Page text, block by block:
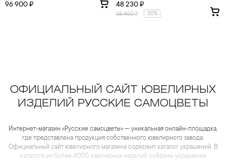
96 900 ₽ 48 230 ₽
68 900₽ 30%
ОФИЦИАЛЬНЫЙ САЙТ ЮВЕЛИРНЫХ
ИЗДЕЛИЙ РУССКИЕ САМОЦВЕТЫ
Интернет-магазин «Русские самоцветы» — уникальная онлайн-площадка,
где представлена продукция собственного ювелирного завода.
Официальный сайт ювелирного магазина содержит каталог украшений. В
каталоге из более 4000 ювелирных изделий собраны украшения